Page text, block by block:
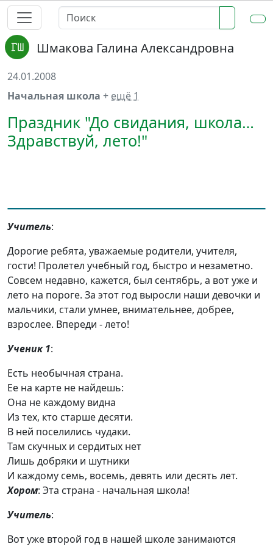
Шмакова Галина Александровна
24.01.2008
Начальная школа + ещё 1
Праздник "До свидания, школа…
Здравствуй, лето!"
Учитель:
Дорогие ребята, уважаемые родители, учителя,
гости! Пролетел учебный год, быстро и незаметно.
Совсем недавно, кажется, был сентябрь, а вот уже и
лето на пороге. За этот год выросли наши девочки и
мальчики, стали умнее, внимательнее, добрее,
взрослее. Впереди - лето!
Ученик 1:
Есть необычная страна.
Ее на карте не найдешь:
Она не каждому видна
Из тех, кто старше десяти.
В ней поселились чудаки.
Там скучных и сердитых нет
Лишь добряки и шутники
И каждому семь, восемь, девять или десять лет.
Хором: Эта страна - начальная школа!
Учитель:
Вот уже второй год в нашей школе занимаются